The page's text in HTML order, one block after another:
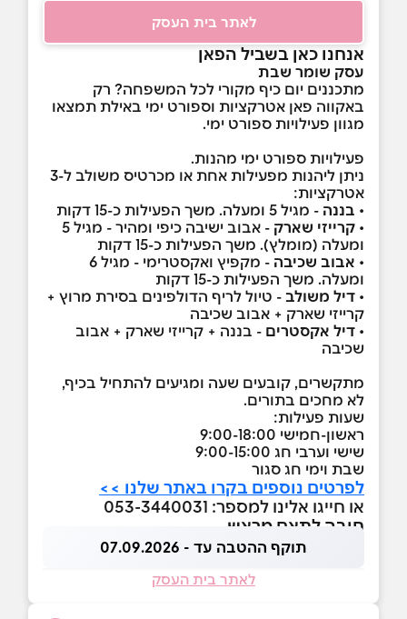
לאתר בית העסק
אנחנו כאן בשביל הפאן
עסק שומר שבת
מתכננים יום כיף מקורי לכל המשפחה? רק
באקווה פאן אטרקציות וספורט ימי באילת תמצאו
מגוון פעילויות ספורט ימי.
פעילויות ספורט ימי מהנות.
ניתן ליהנות מפעילות אחת או מכרטיס משולב ל-3
אטרקציות:
• בננה - מגיל 5 ומעלה. משך הפעילות כ-15 דקות
• קרייזי שארק
- אבוב ישיבה כיפי ומהיר - מגיל 5
ומעלה (מומלץ). משך הפעילות כ-15 דקות
• אבוב שכיבה
- מקפיץ ואקסטרימי - מגיל 6
ומעלה. משך הפעילות כ-15 דקות
• דיל משולב - טיול לריף הדולפינים בסירת מרוץ +
קרייזי שארק + אבוב שכיבה
• דיל אקסטרים - בננה + קרייזי שארק + אבוב
שכיבה
מתקשרים, קובעים שעה ומגיעים להתחיל בכיף,
לא מחכים בתורים.
שעות פעילות:
ראשון-חמישי 9:00-18:00
שישי וערבי חג 9:00-15:00
שבת וימי חג סגור
לפרטים נוספים בקרו באתר שלנו >>
או חייגו אלינו למספר: 053-3440031
חובה לתאם מראש
תוקף ההטבה עד - 07.09.2026
לאתר בית העסק